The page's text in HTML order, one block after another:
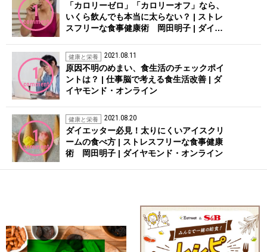
1
comment
「カロリーゼロ」「カロリーオフ」なら、
いくら飲んでも本当に太らない？ | ストレ
スフリーな食事健康術 岡田明子 | ダイ…
1
comment
健康と栄養 2021.08.11
原因不明のめまい、食生活のチェックポイ
ントは？ | 仕事脳で考える食生活改善 | ダ
イヤモンド・オンライン
1
comment
健康と栄養 2021.08.20
ダイエッター必見！太りにくいアイスクリ
ームの食べ方 | ストレスフリーな食事健康
術 岡田明子 | ダイヤモンド・オンライン